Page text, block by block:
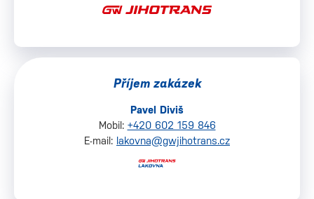
Příjem zakázek
Pavel Diviš
Mobil: +420 602 159 846
E-mail: lakovna@gwjihotrans.cz